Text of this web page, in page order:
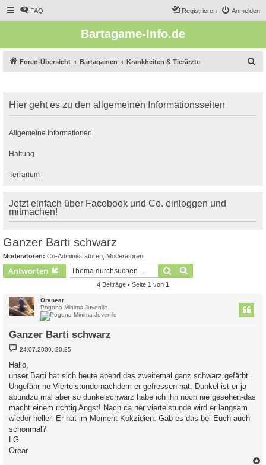
FAQ Anmelden
Registrieren
Bartagame-Info.de
Foren-Übersicht Bartagamen Krankheiten & Tierärzte
e
Hier geht es zu den allgemeinen Informationsseiten
Allgemeine Informationen
Haltung
Terrarium
Jetzt einfach über Facebook und Co. einloggen und
mitmachen!
Ganzer Barti schwarz
Moderatoren: Co-Administratoren Moderatoren
Antworten Suche
4 Beiträge • Seite 1 von 1
Oranear
Pogona Minima Juvenile
Ganzer Barti schwarz
B
e
i
t
r
g
24.07.2009, 20:35
Hallo,
unser Barti hat sich heute abend das zweitemal ganz schwarz gefärbt.
Ungefähr ne Viertelstunde nachdem er gefressen hat. Dunkel ist er ja
abundzu mal aber so dunkelschwarz habe ich ihn noch nie gesehen-das
macht einem richtig Angst! Nach ca.ner viertelstunde wird er langsam
wieder heller. Er hat im Moment Kokzidien. Gab es das bei Euch auch
schonmal?
LG
Orear